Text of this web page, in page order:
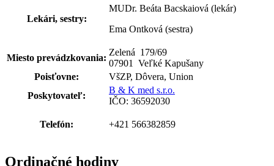
Lekári, sestry:
MUDr. Beáta Bacskaiová (lekár)
Ema Ontková (sestra)
Miesto prevádzkovania:
Zelená 179/69
07901 Veľké Kapušany
Poisťovne:
VšZP, Dôvera, Union
Poskytovateľ:
B & K med s.r.o.
IČO: 36592030
Telefón: +421 566382859
Ordinačné hodiny